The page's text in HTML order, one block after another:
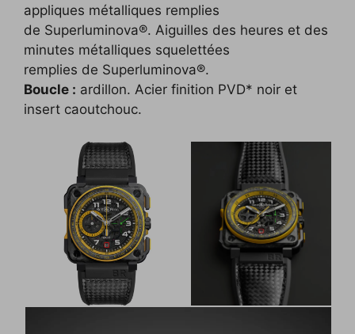
appliques métalliques remplies
de Superluminova®. Aiguilles des heures et des
minutes métalliques squelettées
remplies de Superluminova®.
Boucle : ardillon. Acier finition PVD* noir et
insert caoutchouc.